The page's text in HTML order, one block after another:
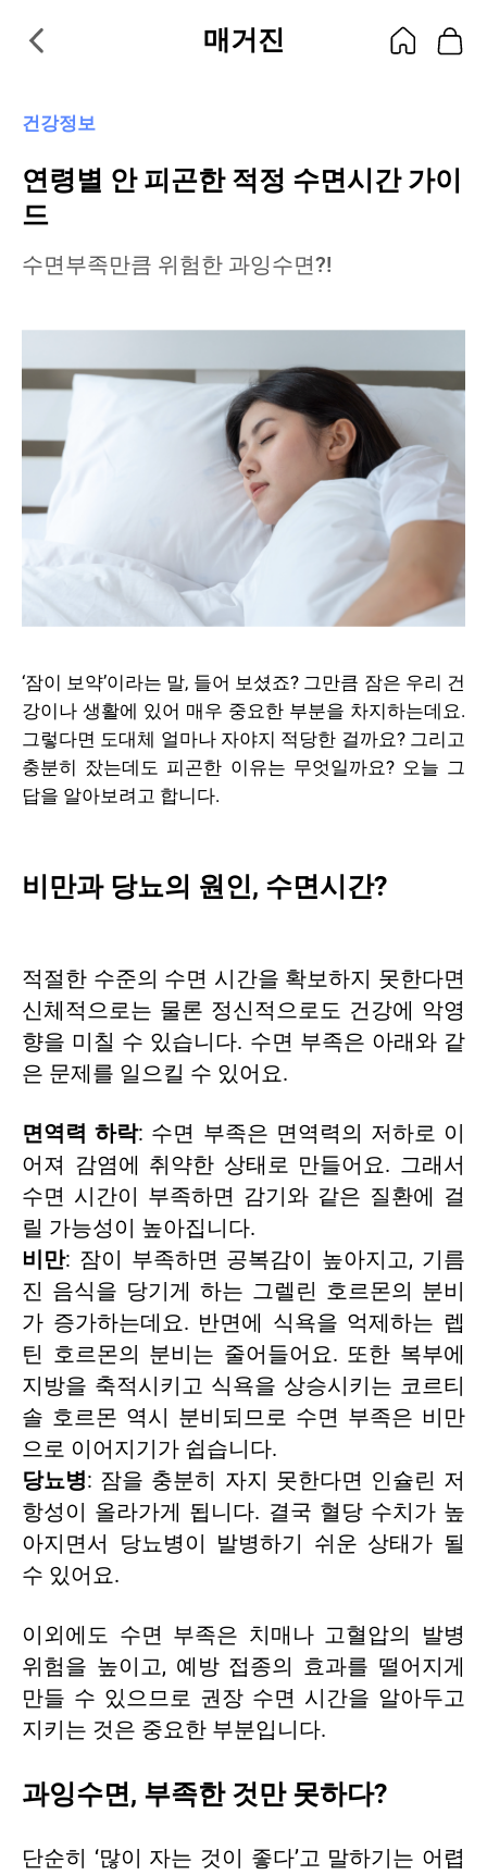
매거진
건강정보
연령별 안 피곤한 적정 수면시간 가이
드
수면부족만큼 위험한 과잉수면?!
‘잠이 보약’이라는 말, 들어 보셨죠? 그만큼 잠은 우리 건
강이나 생활에 있어 매우 중요한 부분을 차지하는데요.
그렇다면 도대체 얼마나 자야지 적당한 걸까요? 그리고
충분히 잤는데도 피곤한 이유는 무엇일까요? 오늘 그
답을 알아보려고 합니다.
비만과 당뇨의 원인, 수면시간?
적절한 수준의 수면 시간을 확보하지 못한다면
신체적으로는 물론 정신적으로도 건강에 악영
향을 미칠 수 있습니다. 수면 부족은 아래와 같
은 문제를 일으킬 수 있어요.
면역력 하락: 수면 부족은 면역력의 저하로 이
어져 감염에 취약한 상태로 만들어요. 그래서
수면 시간이 부족하면 감기와 같은 질환에 걸
릴 가능성이 높아집니다.
비만: 잠이 부족하면 공복감이 높아지고, 기름
진 음식을 당기게 하는 그렐린 호르몬의 분비
가 증가하는데요. 반면에 식욕을 억제하는 렙
틴 호르몬의 분비는 줄어들어요. 또한 복부에
지방을 축적시키고 식욕을 상승시키는 코르티
솔 호르몬 역시 분비되므로 수면 부족은 비만
으로 이어지기가 쉽습니다.
당뇨병: 잠을 충분히 자지 못한다면 인슐린 저
항성이 올라가게 됩니다. 결국 혈당 수치가 높
아지면서 당뇨병이 발병하기 쉬운 상태가 될
수 있어요.
이외에도 수면 부족은 치매나 고혈압의 발병
위험을 높이고, 예방 접종의 효과를 떨어지게
만들 수 있으므로 권장 수면 시간을 알아두고
지키는 것은 중요한 부분입니다.
과잉수면, 부족한 것만 못하다?
단순히 ‘많이 자는 것이 좋다’고 말하기는 어렵